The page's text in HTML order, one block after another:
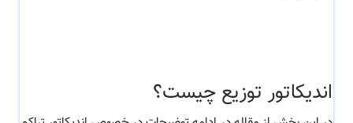
اندیکاتور توزیع چیست؟